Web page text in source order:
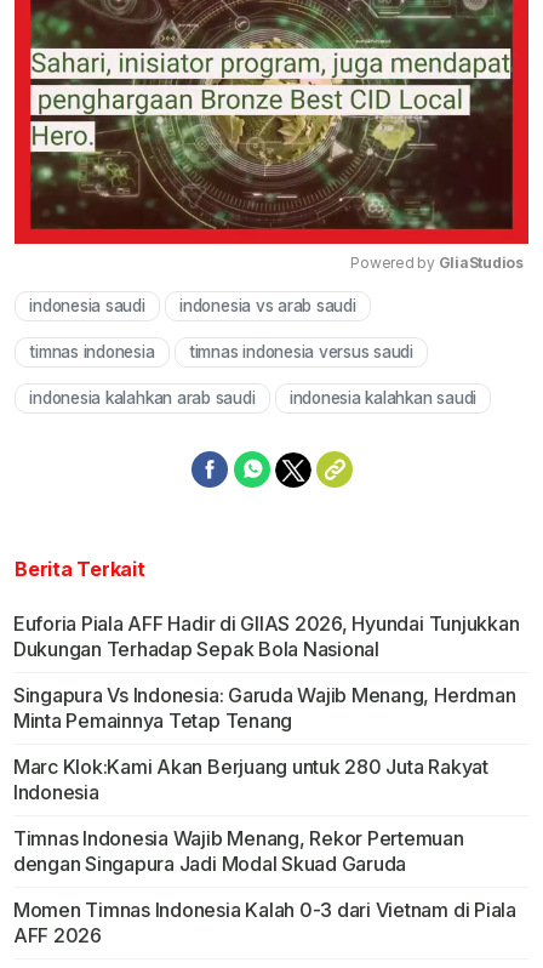
Powered by GliaStudios
indonesia saudi indonesia vs arab saudi
timnas indonesia timnas indonesia versus saudi
indonesia kalahkan arab saudi indonesia kalahkan saudi
Berita Terkait
Euforia Piala AFF Hadir di GIIAS 2026, Hyundai Tunjukkan
Dukungan Terhadap Sepak Bola Nasional
Singapura Vs Indonesia: Garuda Wajib Menang, Herdman
Minta Pemainnya Tetap Tenang
Marc Klok:Kami Akan Berjuang untuk 280 Juta Rakyat
Indonesia
Timnas Indonesia Wajib Menang, Rekor Pertemuan
dengan Singapura Jadi Modal Skuad Garuda
Momen Timnas Indonesia Kalah 0-3 dari Vietnam di Piala
AFF 2026